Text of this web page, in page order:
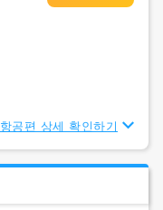
항공편 상세 확인하기